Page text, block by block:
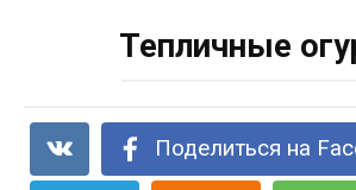
Тепличные
Поделиться на